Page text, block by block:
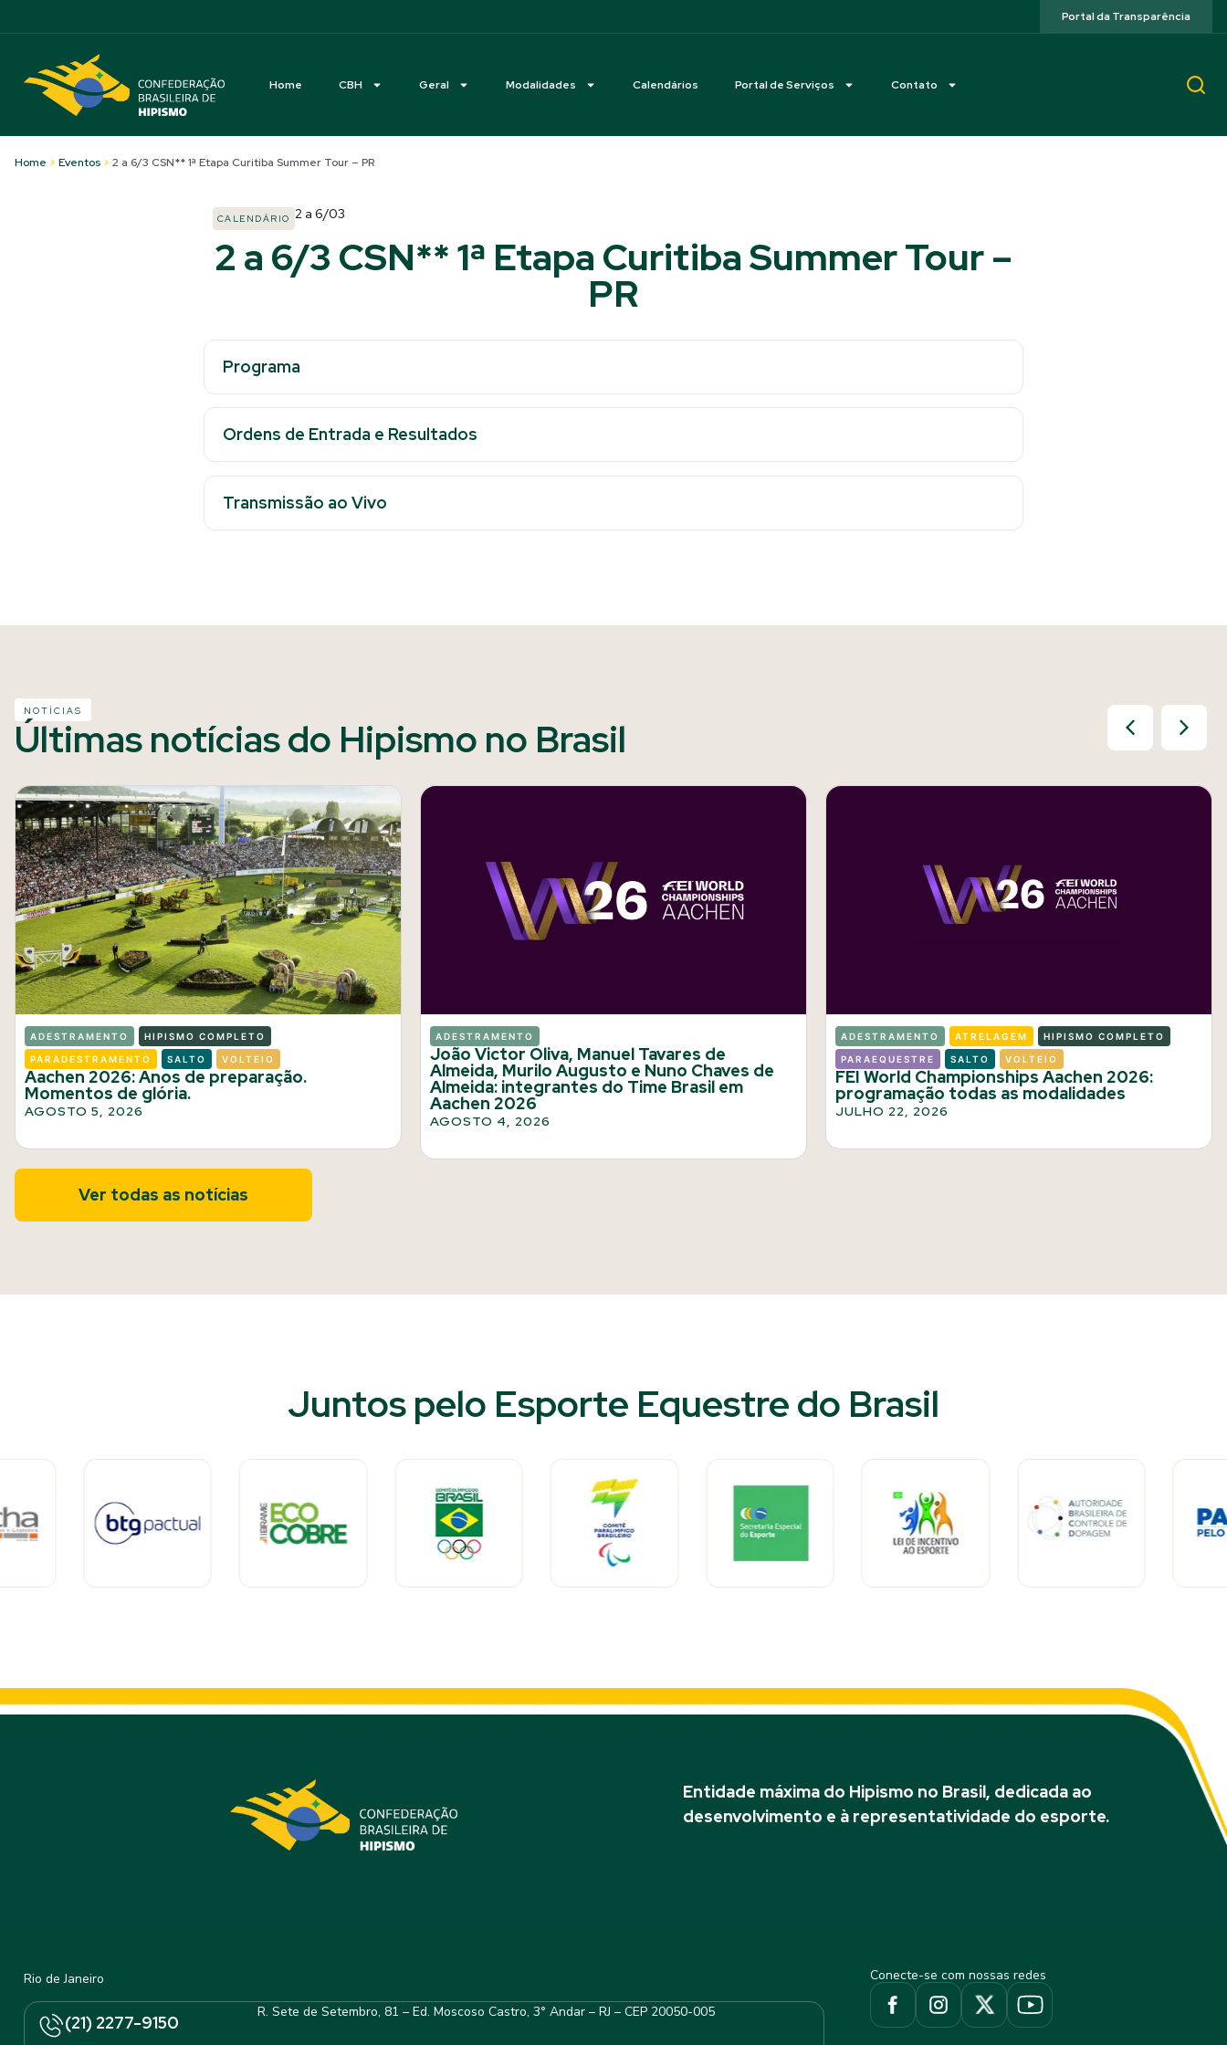
Portal da Transparência
Home CBH Geral Modalidades Calendários Portal de Serviços Contato
Home > Eventos > 2 a 6/3 CSN** 1ª Etapa Curitiba Summer Tour – PR
CALENDÁRIO 2 a 6/03
2 a 6/3 CSN** 1ª Etapa Curitiba Summer Tour –
PR
Programa
Ordens de Entrada e Resultados
Transmissão ao Vivo
NOTÍCIAS
Últimas notícias do Hipismo no Brasil
ADESTRAMENTO HIPISMO COMPLETO
PARADESTRAMENTO SALTO VOLTEIO
Aachen 2026: Anos de preparação.
Momentos de glória.
AGOSTO 5, 2026
ADESTRAMENTO
João Victor Oliva, Manuel Tavares de
Almeida, Murilo Augusto e Nuno Chaves de
Almeida: integrantes do Time Brasil em
Aachen 2026
AGOSTO 4, 2026
ADESTRAMENTO ATRELAGEM HIPISMO COMPLETO
PARAEQUESTRE SALTO VOLTEIO
FEI World Championships Aachen 2026:
programação todas as modalidades
JULHO 22, 2026
Ver todas as notícias
Juntos pelo Esporte Equestre do Brasil​
Entidade máxima do Hipismo no Brasil, dedicada ao
desenvolvimento e à representatividade do esporte.
Rio de Janeiro
(21) 2277-9150
R. Sete de Setembro, 81 – Ed. Moscoso Castro, 3° Andar – RJ – CEP 20050-005
Conecte-se com nossas redes